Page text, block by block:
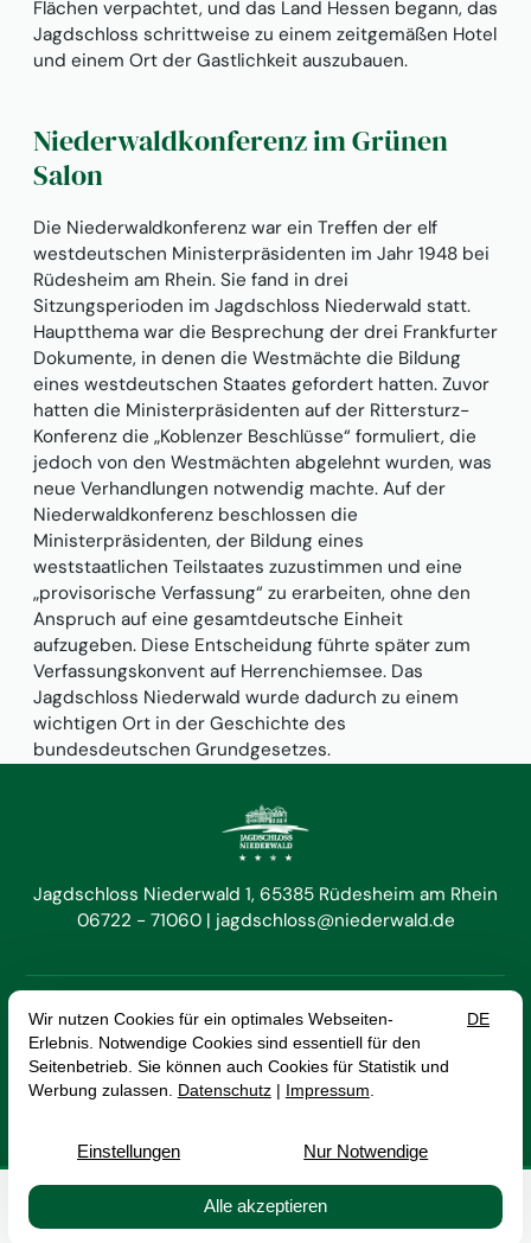
Flächen verpachtet, und das Land Hessen begann, das
Jagdschloss schrittweise zu einem zeitgemäßen Hotel
und einem Ort der Gastlichkeit auszubauen.
Niederwaldkonferenz im Grünen
Salon
Die Niederwaldkonferenz war ein Treffen der elf
westdeutschen Ministerpräsidenten im Jahr 1948 bei
Rüdesheim am Rhein. Sie fand in drei
Sitzungsperioden im Jagdschloss Niederwald statt.
Hauptthema war die Besprechung der drei Frankfurter
Dokumente, in denen die Westmächte die Bildung
eines westdeutschen Staates gefordert hatten. Zuvor
hatten die Ministerpräsidenten auf der Rittersturz-
Konferenz die „Koblenzer Beschlüsse“ formuliert, die
jedoch von den Westmächten abgelehnt wurden, was
neue Verhandlungen notwendig machte. Auf der
Niederwaldkonferenz beschlossen die
Ministerpräsidenten, der Bildung eines
weststaatlichen Teilstaates zuzustimmen und eine
„provisorische Verfassung“ zu erarbeiten, ohne den
Anspruch auf eine gesamtdeutsche Einheit
aufzugeben. Diese Entscheidung führte später zum
Verfassungskonvent auf Herrenchiemsee. Das
Jagdschloss Niederwald wurde dadurch zu einem
wichtigen Ort in der Geschichte des
bundesdeutschen Grundgesetzes.
Jagdschloss Niederwald 1 65385 Rüdesheim am Rhein
06722 - 71060
jagdschloss@niederwald.de
DE EN Vertrag widerrufen Impressum
Datenschutz
AGB

Buchen Kontakt